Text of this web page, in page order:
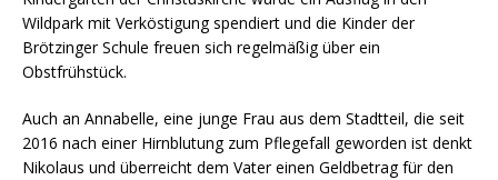
Wildpark mit Verköstigung spendiert und die Kinder der
Brötzinger Schule freuen sich regelmäßig über ein
Obstfrühstück.
Auch an Annabelle, eine junge Frau aus dem Stadtteil, die seit
2016 nach einer Hirnblutung zum Pflegefall geworden ist denkt
Nikolaus und überreicht dem Vater einen Geldbetrag für den